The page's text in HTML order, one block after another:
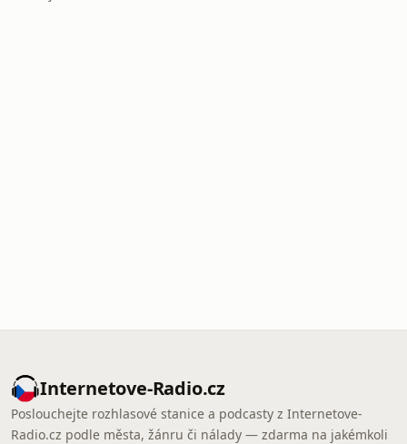
Internetove-Radio.cz
Poslouchejte rozhlasové stanice a podcasty z Internetove-
Radio.cz podle města, žánru či nálady — zdarma na jakémkoli